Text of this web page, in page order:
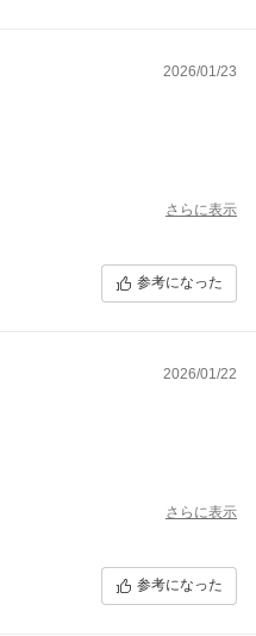
2026/01/23
さらに表示
参考になった
2026/01/22
さらに表示
参考になった